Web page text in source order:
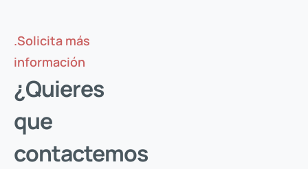
.Solicita más
información
¿Quieres
que
contactemos